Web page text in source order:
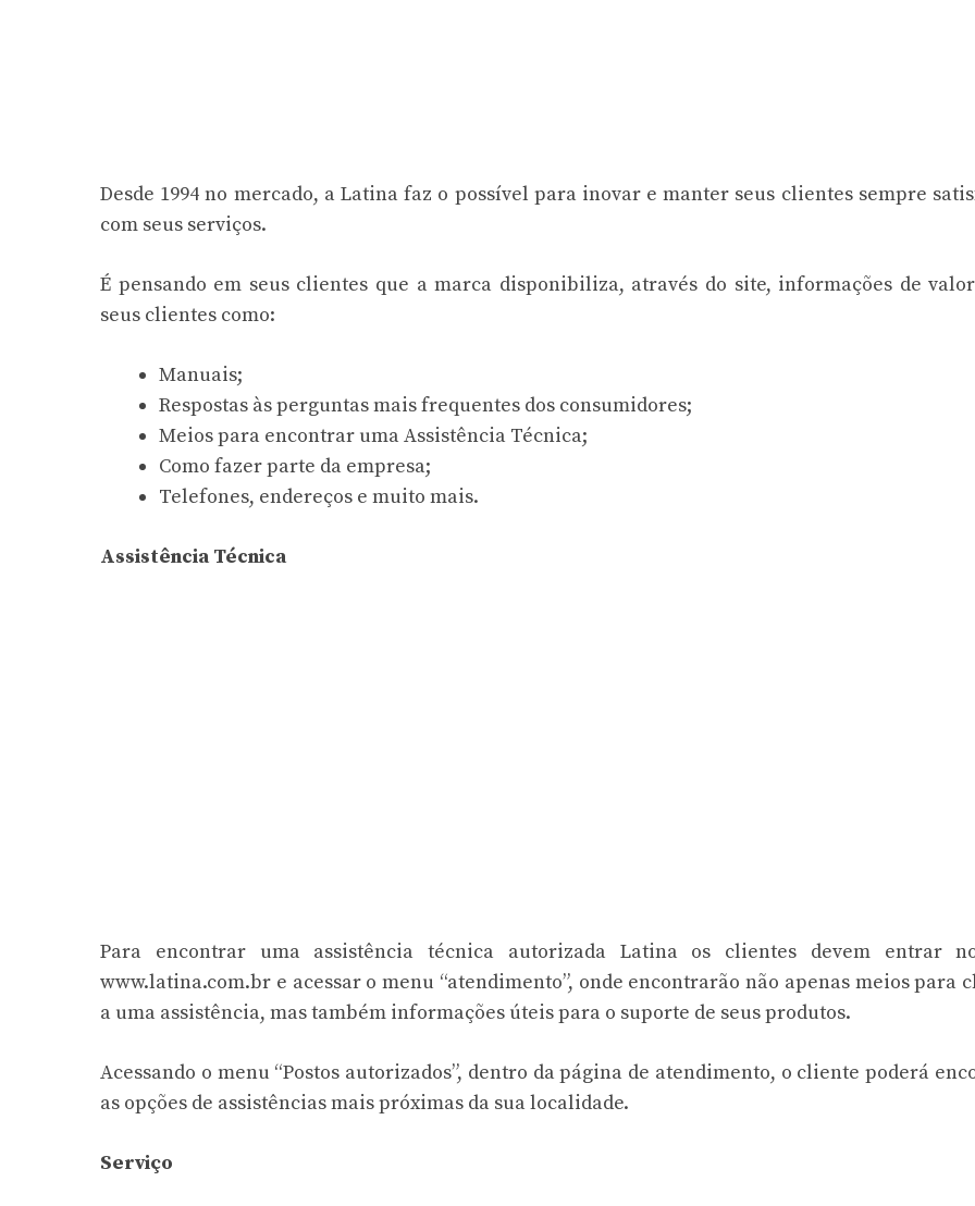
Desde 1994 no mercado, a Latina faz o possível para inovar e manter seus clientes sempre
com seus serviços.
É pensando em seus clientes que a marca disponibiliza, através do site, informações de
seus clientes como:
Manuais;
Respostas às perguntas mais frequentes dos consumidores;
Meios para encontrar uma Assistência Técnica;
Como fazer parte da empresa;
Telefones, endereços e muito mais.
Assistência Técnica
Para encontrar uma assistência técnica autorizada Latina os clientes devem entrar
www.latina.com.br e acessar o menu “atendimento”, onde encontrarão não apenas meios para
a uma assistência, mas também informações úteis para o suporte de seus produtos.
Acessando o menu “Postos autorizados”, dentro da página de atendimento, o cliente poderá
as opções de assistências mais próximas da sua localidade.
Serviço